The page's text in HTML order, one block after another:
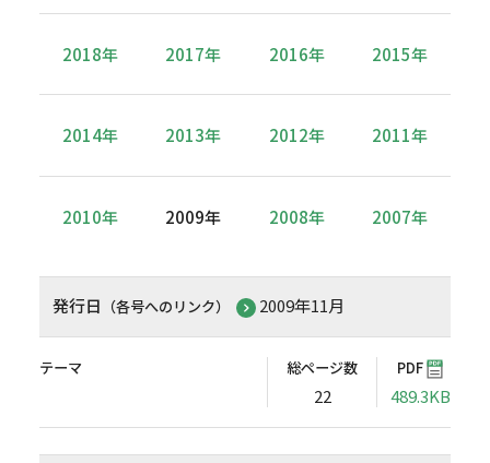
2018年 2017年 2016年 2015年
2014年 2013年 2012年 2011年
2010年 2009年 2008年 2007年
発行日 （各号へのリンク） 2009年11月
テーマ 総ページ数
22
PDF
489.3KB